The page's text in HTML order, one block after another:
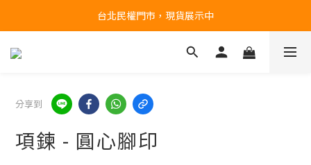
台北民權門市，現貨展示中
台北民權門市，現貨展示中
如需盡快到貨，請選「宅配配送」
台北民權門市，現貨展示中
分享到
項鍊 - 圓心腳印